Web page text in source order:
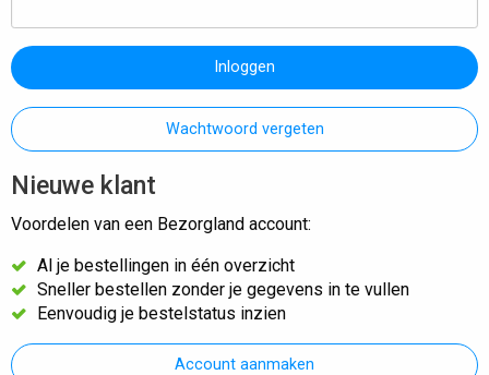
Inloggen
Wachtwoord vergeten
Nieuwe klant
Voordelen van een Bezorgland account:
Al je bestellingen in één overzicht
Sneller bestellen zonder je gegevens in te vullen
Eenvoudig je bestelstatus inzien
Account aanmaken